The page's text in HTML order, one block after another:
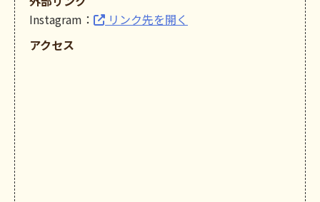
Instagram：
リンク先を開く
アクセス